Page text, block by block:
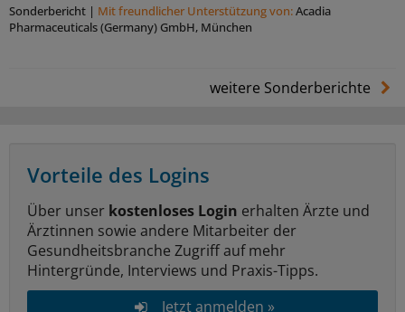
Sonderbericht | Mit freundlicher Unterstützung von:Acadia
Pharmaceuticals (Germany) GmbH, München
weitere Sonderberichte
Vorteile des Logins
Über unser kostenloses Login erhalten Ärzte und
Ärztinnen sowie andere Mitarbeiter der
Gesundheitsbranche Zugriff auf mehr
Hintergründe, Interviews und Praxis-Tipps.
Jetzt anmelden »